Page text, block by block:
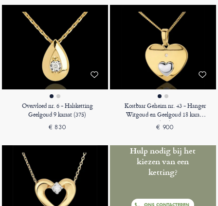
Overvloed nr. 6 - Halsketting
Geelgoud 9 karaat (375)
€ 830
Kostbaar Geheim nr. 43 - Hanger
Witgoud en Geelgoud 18 karaat
(750)
€ 900
Hulp nodig bij het
kiezen van een
ketting?